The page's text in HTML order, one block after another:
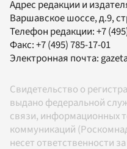
Адрес редакции и
Варшавское шоссе, д.9,
Телефон редакции:+7
Факс:+7 (495) 785-17-01
Электронная почта:
Свидетельство о
выдано федеральной
связи, информационных
коммуникаций
несет ответственности